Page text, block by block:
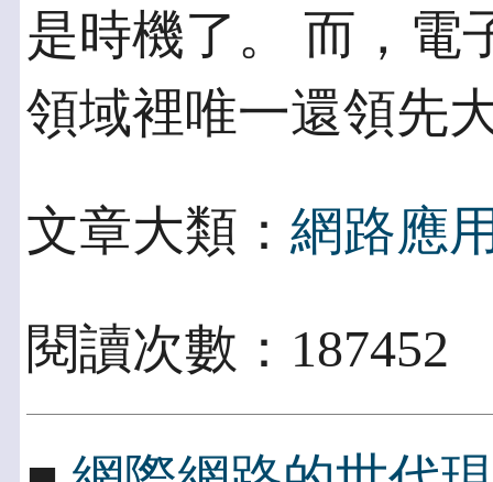
是時機了。 而，電
領域裡唯一還領先
文章大類： 網路應
閱讀次數：